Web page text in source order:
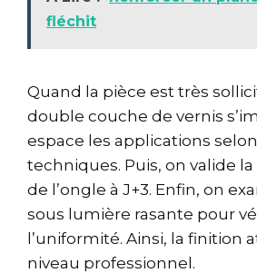
fléchit
Quand la pièce est très
double couche de vernis
espace les applications
techniques. Puis, on valide
de l’ongle à J+3. Enfin, on
sous lumière rasante pour
l’uniformité. Ainsi, la finition
niveau professionnel.